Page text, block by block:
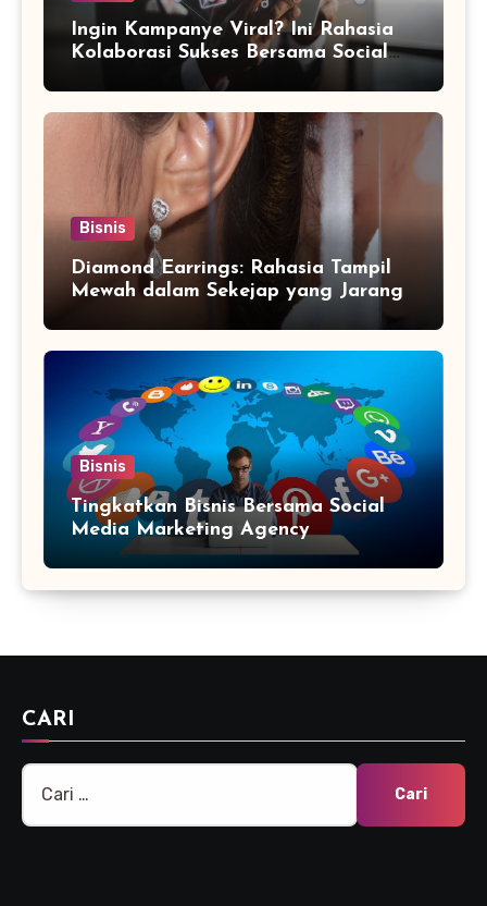
Ingin Kampanye Viral? Ini Rahasia
Kolaborasi Sukses Bersama Social
Media Marketing Agency
Bisnis
Diamond Earrings: Rahasia Tampil
Mewah dalam Sekejap yang Jarang
Bisnis
Tingkatkan Bisnis Bersama Social
Media Marketing Agency
CARI
Cari